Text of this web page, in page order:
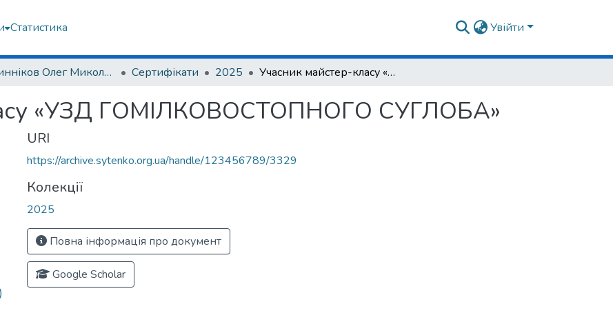
Статистика Увійти
Овчинніков Олег Миколайович Сертифікати 2025 Учасник майстер-класу «УЗД ГОМІЛКОВОСТОПНОГО СУГЛОБА»
«УЗД ГОМІЛКОВОСТОПНОГО СУГЛОБА»
URI
https://archive.sytenko.org.ua/handle/123456789/3329
Колекції
2025
Повна інформація про документ
Google Scholar